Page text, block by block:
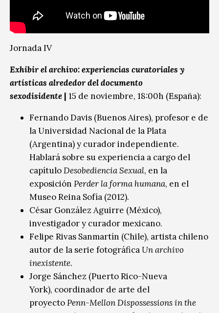
Jornada IV
Exhibir el archivo: experiencias curatoriales y
artísticas alrededor del documento
sexodisidente | 15 de noviembre, 18:00h (España):
Fernando Davis (Buenos Aires), profesor e de
la Universidad Nacional de la Plata
(Argentina) y curador independiente.
Hablará sobre su experiencia a cargo del
capítuloDesobediencia Sexual, en la
exposición Perder la forma humana, en el
Museo Reina Sofía (2012).
César González Aguirre (México),
investigador y curador mexicano.
Felipe Rivas Sanmartín (Chile), artista chileno
autor de la serie fotográfica Un archivo
inexistente.
Jorge Sánchez (Puerto Rico-Nueva
York), coordinador de arte del
proyectoPenn-Mellon Dispossessions in the